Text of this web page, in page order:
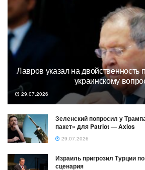
Лавров указал на двойственность
украинскому
29.07.2026
Зеленский попросил у
пакет» для Patriot — Axios
29.07.2026
Израиль пригрозил Турции
сценария